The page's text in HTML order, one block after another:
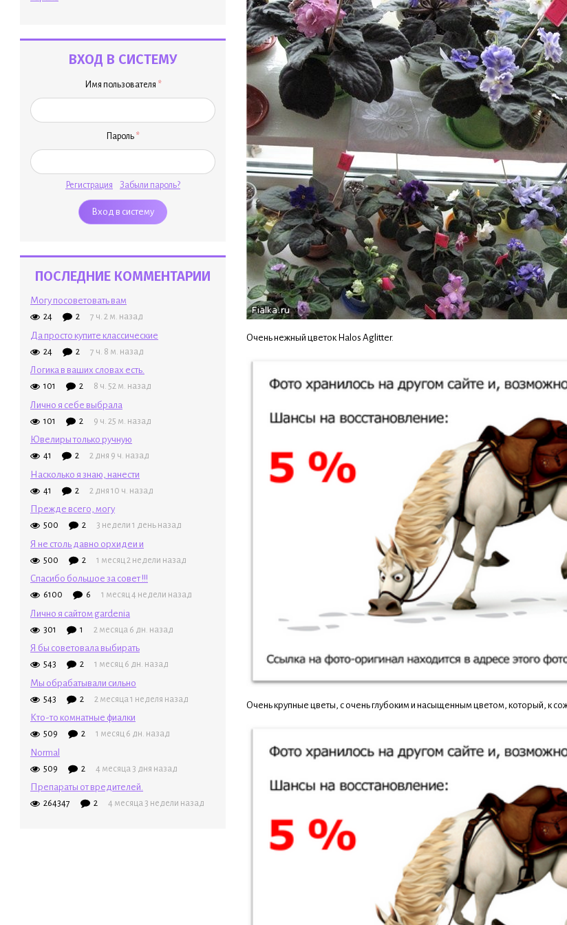
ВХОД В СИСТЕМУ
Имя пользователя *
Пароль *
Регистрация Забыли пароль?
ПОСЛЕДНИЕ КОММЕНТАРИИ
Могу посоветовать вам
24 2 7 ч. 2 м. назад
Да просто купите классические
24 2 7 ч. 8 м. назад
Логика в ваших словах есть.
101 2 8 ч. 52 м. назад
Лично я себе выбрала
101 2 9 ч. 25 м. назад
Ювелиры только ручную
41 2 2 дня 9 ч. назад
Насколько я знаю, нанести
41 2 2 дня 10 ч. назад
Прежде всего, могу
500 2 3 недели 1 день назад
Я не столь давно орхидеи и
500 2 1 месяц 2 недели назад
Спасибо большое за совет !!!
6100 6 1 месяц 4 недели назад
Лично я сайтом gardenia
301 1 2 месяца 6 дн. назад
Я бы советовала выбирать
543 2 1 месяц 6 дн. назад
Мы обрабатывали сильно
543 2 2 месяца 1 неделя назад
Кто-то комнатные фиалки
509 2 1 месяц 6 дн. назад
Normal
509 2 4 месяца 3 дня назад
Препараты от вредителей.
264347 2 4 месяца 3 недели назад
Очень нежный цветок Halos Aglitter.
Очень крупные цветы, с очень глубоким и насыщенным цветом, который, к